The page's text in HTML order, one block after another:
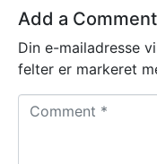
Add a Comment
Din e-mailadresse
felter er markeret